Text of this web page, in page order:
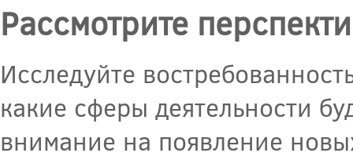
Рассмотрите
Исследуйте
какие сферы деятельности
внимание на появление